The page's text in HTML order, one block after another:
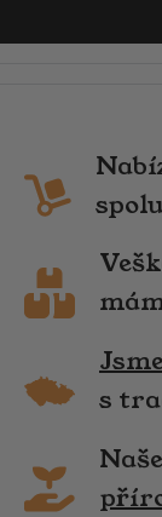
s